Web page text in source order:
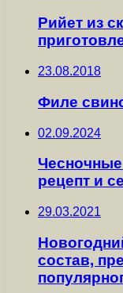
Рийет из
23.08.2018
Филе
02.09.2024
рецепт и
29.03.2021
состав,